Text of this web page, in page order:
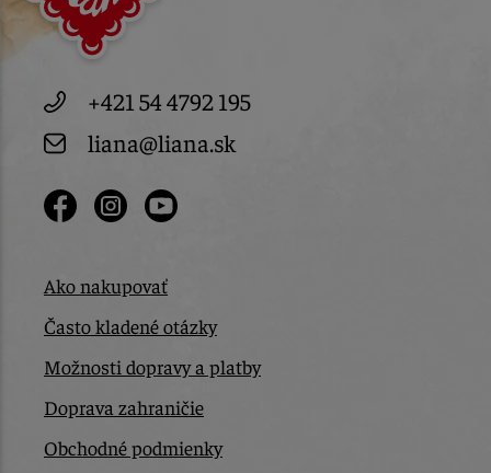
+421 54 4792 195
liana@liana.sk
Ako nakupovať
Často kladené otázky
Možnosti dopravy a platby
Doprava zahraničie
Obchodné podmienky